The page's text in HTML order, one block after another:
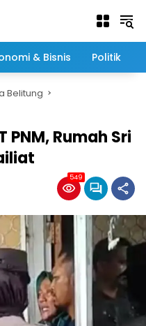
& Bisnis Politik
Belitung
PNM, Rumah Sri
549